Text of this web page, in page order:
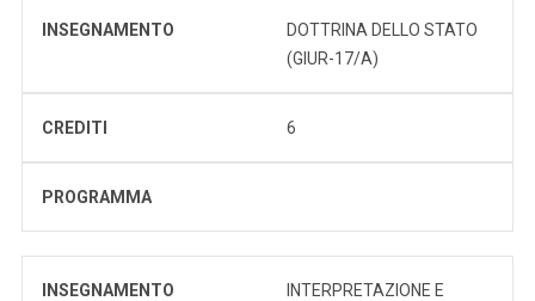
INSEGNAMENTO
DOTTRINA DELLO STATO
(GIUR-17/A)
CREDITI 6
PROGRAMMA
INSEGNAMENTO
INTERPRETAZIONE E